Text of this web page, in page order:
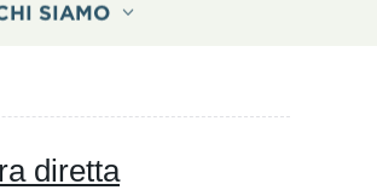
SIAMO
diretta